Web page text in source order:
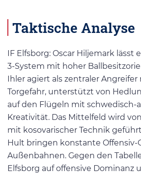
Taktische Analyse
IF Elfsborg: Oscar Hiljemark lässt
3-System mit hoher
Ihler agiert als zentraler
Torgefahr, unterstützt von
auf den Flügeln mit schwedisch-
Kreativität. Das Mittelfeld wird
mit kosovarischer Technik
Hult bringen konstante Offensiv-
Außenbahnen. Gegen den
Elfsborg auf offensive Dominanz